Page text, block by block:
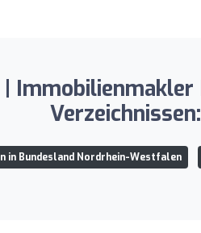
Verzeichnissen:
in Bundesland Nordrhein-Westfalen